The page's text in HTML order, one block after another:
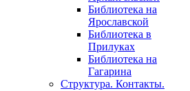
Библиотека на
Ярославской
Библиотека в
Прилуках
Библиотека на
Гагарина
Структура. Контакты.